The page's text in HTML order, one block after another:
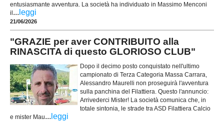
entusiasmante avventura. La società ha individuato in Massimo Menconi
il... leggi
21/06/2026
"GRAZIE per aver CONTRIBUITO alla
RINASCITA di questo GLORIOSO CLUB"
Dopo il decimo posto conquistato nell'ultimo
campionato di Terza Categoria Massa Carrara,
Alessandro Maurelli non proseguirà l'avventura
sulla panchina del Filattiera. Questo l'annuncio:
Arrivederci Mister! La società comunica che, in
totale sintonia, le strade tra ASD Filattiera Calcio
e mister Mau... leggi